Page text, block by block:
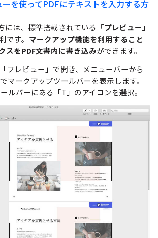
ーを使ってPDFにテキストを入力する方
には、標準搭載されている 「プレビュー」
です。 マークアップ機能を利用すること
スをPDF文書内に書き込みができます。
プレビュー」で開き、メニューバーから
マークアップツールバーを表示します。
ルバーにある「T」のアイコンを選択。